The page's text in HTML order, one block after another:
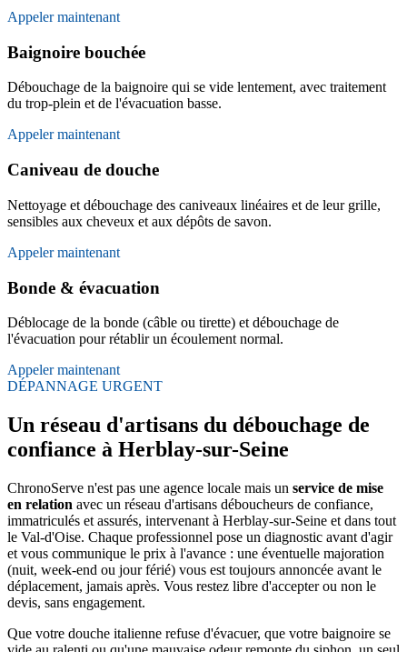
Appeler maintenant
Baignoire bouchée
Débouchage de la baignoire qui se vide lentement, avec traitement
du trop-plein et de l'évacuation basse.
Appeler maintenant
Caniveau de douche
Nettoyage et débouchage des caniveaux linéaires et de leur grille,
sensibles aux cheveux et aux dépôts de savon.
Appeler maintenant
Bonde & évacuation
Déblocage de la bonde (câble ou tirette) et débouchage de
l'évacuation pour rétablir un écoulement normal.
Appeler maintenant
DÉPANNAGE URGENT
Un réseau d'artisans du débouchage de
confiance à Herblay-sur-Seine
ChronoServe n'est pas une agence locale mais un service de mise
en relation avec un réseau d'artisans déboucheurs de confiance,
immatriculés et assurés, intervenant à Herblay-sur-Seine et dans tout
le Val-d'Oise. Chaque professionnel pose un diagnostic avant d'agir
et vous communique le prix à l'avance : une éventuelle majoration
(nuit, week-end ou jour férié) vous est toujours annoncée avant le
déplacement, jamais après. Vous restez libre d'accepter ou non le
devis, sans engagement.
Que votre douche italienne refuse d'évacuer, que votre baignoire se